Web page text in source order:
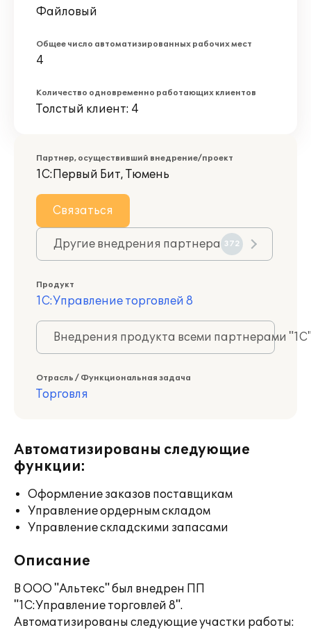
Файловый
Общее число автоматизированных рабочих мест
4
Количество одновременно работающих клиентов
Толстый клиент: 4
Партнер, осуществивший внедрение/проект
1С:Первый Бит, Тюмень
Связаться
Другие внедрения партнера 372
Продукт
1С:Управление торговлей 8
Внедрения продукта всеми партнерами
Отрасль / Функциональная задача
Торговля
Автоматизированы следующие
функции:
Оформление заказов поставщикам
Управление ордерным складом
Управление складскими запасами
Описание
В ООО "Альтекс" был внедрен ПП
"1С:Управление торговлей 8".
Автоматизированы следующие участки работы: